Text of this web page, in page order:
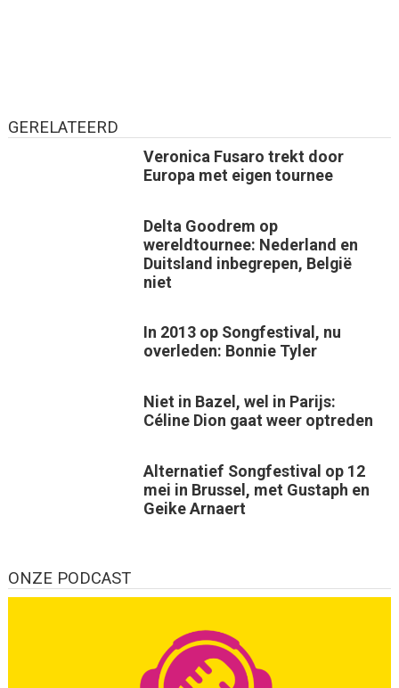
GERELATEERD
Veronica Fusaro trekt door
Europa met eigen tournee
Delta Goodrem op
wereldtournee: Nederland en
Duitsland inbegrepen, België
niet
In 2013 op Songfestival, nu
overleden: Bonnie Tyler
Niet in Bazel, wel in Parijs:
Céline Dion gaat weer optreden
Alternatief Songfestival op 12
mei in Brussel, met Gustaph en
Geike Arnaert
ONZE PODCAST